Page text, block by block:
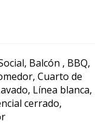
Balcón , BBQ,
Cuarto de
Línea blanca,
cerrado,